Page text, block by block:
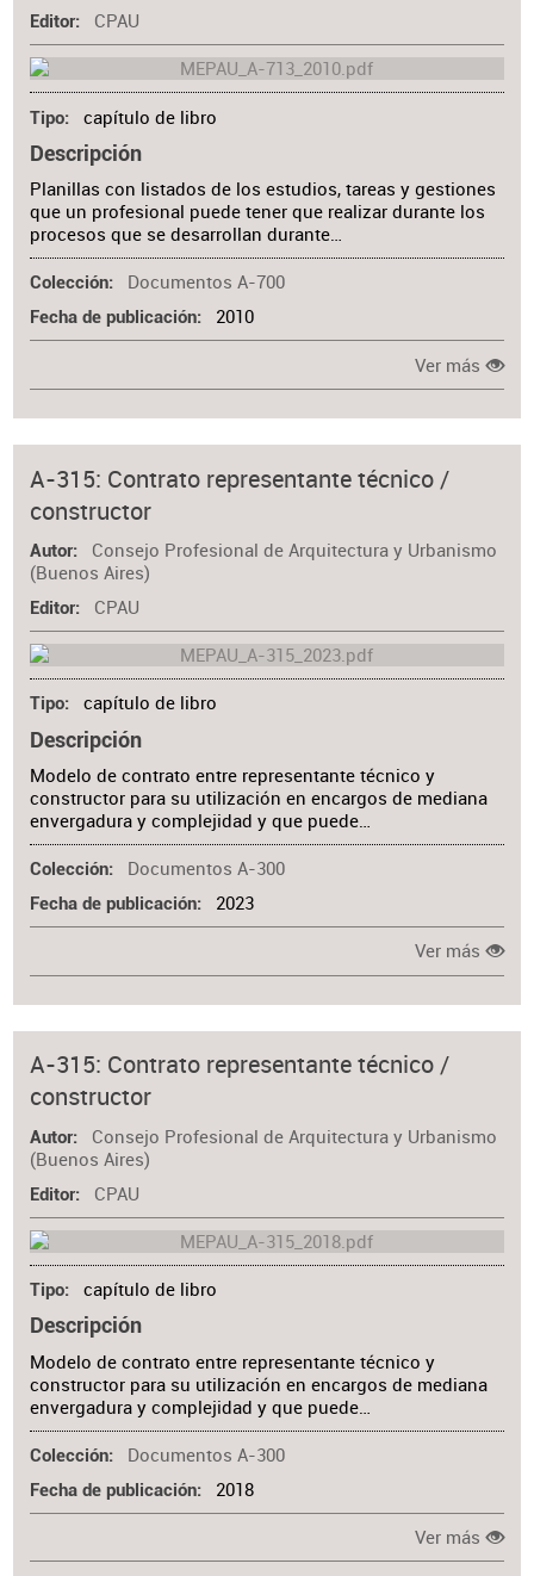
Editor CPAU
Tipo capítulo de libro
Descripción
Planillas con listados de los estudios, tareas y gestiones
que un profesional puede tener que realizar durante los
procesos que se desarrollan durante…
Colección Documentos A-700
Fecha de publicación 2010
Ver más
A-315: Contrato representante técnico /
constructor
Autor
Consejo Profesional de Arquitectura y Urbanismo
(Buenos Aires)
Editor CPAU
Tipo capítulo de libro
Descripción
Modelo de contrato entre representante técnico y
constructor para su utilización en encargos de mediana
envergadura y complejidad y que puede…
Colección Documentos A-300
Fecha de publicación 2023
Ver más
A-315: Contrato representante técnico /
constructor
Autor
Consejo Profesional de Arquitectura y Urbanismo
(Buenos Aires)
Editor CPAU
Tipo capítulo de libro
Descripción
Modelo de contrato entre representante técnico y
constructor para su utilización en encargos de mediana
envergadura y complejidad y que puede…
Colección Documentos A-300
Fecha de publicación 2018
Ver más